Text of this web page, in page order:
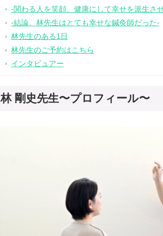
-関わる人を笑顔、健康にして幸せを派生さ
-結論、林先生はとても幸せな鍼灸師だった-
林先生のある1日
林先生のご予約はこちら
インタビュアー
林 剛史先生〜プロフィール〜